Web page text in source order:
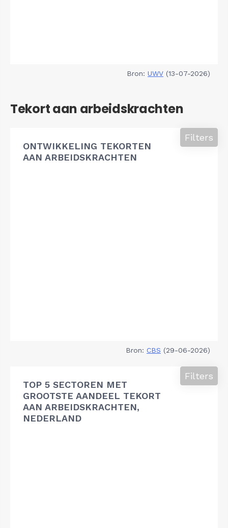
Bron: UWV (13-07-2026)
Tekort aan arbeidskrachten
ONTWIKKELING TEKORTEN
AAN ARBEIDSKRACHTEN
Filters
Bron: CBS (29-06-2026)
TOP 5 SECTOREN MET
GROOTSTE AANDEEL TEKORT
AAN ARBEIDSKRACHTEN,
NEDERLAND
Filters